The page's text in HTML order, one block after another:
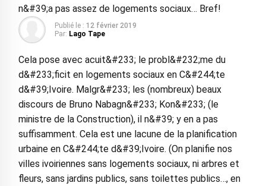
n&#39;a pas assez de logements sociaux… Bref!
Publié le : 12 février 2019
Par: Lago Tape
Cela pose avec acuit&#233; le probl&#232;me du
d&#233;ficit en logements sociaux en C&#244;te
d&#39;Ivoire. Malgr&#233; les (nombreux) beaux
discours de Bruno Nabagn&#233; Kon&#233; (le
ministre de la Construction), il n&#39; y en a pas
suffisamment. Cela est une lacune de la planification
urbaine en C&#244;te d&#39;Ivoire. (On planifie nos
villes ivoiriennes sans logements sociaux, ni arbres et
fleurs, sans jardins publics, sans toilettes publics…, en